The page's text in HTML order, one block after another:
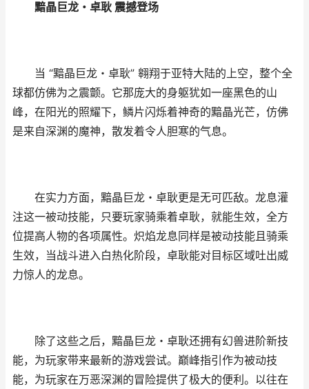
黯晶巨龙・卓耿 震撼登场
当 “黯晶巨龙・卓耿” 翱翔于亚特大陆的上空，整个全
球都仿佛为之震颤。它那庞大的身躯犹如一座黑色的山
峰，在阳光的照耀下，鳞片闪烁着神奇的黯晶光芒，仿佛
是来自深渊的魔神，散发着令人胆寒的气息。
在实力方面，黯晶巨龙・卓耿更是无可匹敌。龙息灌
注这一被动技能，只要玩家骑乘着卓耿，就能生效，全方
位提高人物的各项属性。炽焰龙息同样是被动技能且骑乘
生效，当战斗进入白热化阶段，卓耿能对目标区域吐出威
力惊人的龙息。
除了这些之后，黯晶巨龙・卓耿还拥有幻兽进阶新技
能，为玩家带来最新的游戏尝试。巅峰指引作为被动技
能，为玩家在万恶深渊的冒险提供了极大的便利。以往在